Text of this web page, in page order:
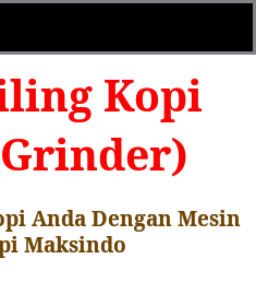
Kopi
Anda Dengan Mesin
Maksindo